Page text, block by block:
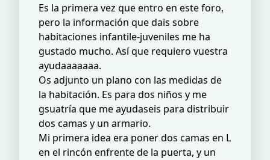
Es la primera vez que entro en este foro,
pero la información que dais sobre
habitaciones infantile-juveniles me ha
gustado mucho. Así que requiero vuestra
ayudaaaaaaa.
Os adjunto un plano con las medidas de
la habitación. Es para dos niños y me
gsuatría que me ayudaseis para distribuir
dos camas y un armario.
Mi primera idea era poner dos camas en L
en el rincón enfrente de la puerta, y un